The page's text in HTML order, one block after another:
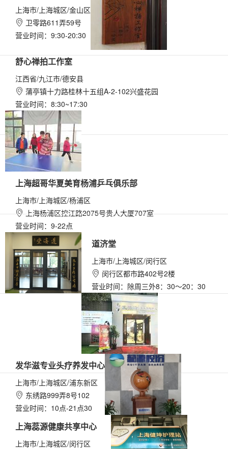
上海市/上海城区/金山区
 卫零路611弄59号
营业时间：9:30-20:30
舒心禅拍工作室
江西省/九江市/德安县
 蒲亭镇十力路桂林十五组A-2-102兴盛花园
营业时间：8:30~17:30
上海超哥华夏美育杨浦乒乓俱乐部
上海市/上海城区/杨浦区
上海杨浦区控江路2075号贵人大厦707室
营业时间：9-22点
道济堂
上海市/上海城区/闵行区
 闵行区都市路402号2楼
营业时间：除周三外8：30～20：30
发华滋专业头疗养发中心
上海市/上海城区/浦东新区
 东绣路999弄8号102
营业时间：10点-21点30
上海蕊源健康共享中心
上海市/上海城区/闵行区